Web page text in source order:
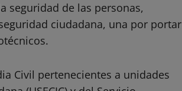
seguridad de las personas,
ciudadana, una por portar
Civil pertenecientes a unidades